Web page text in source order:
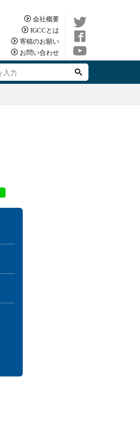
会社概要
IGCCとは
寄稿のお願い
お問い合わせ